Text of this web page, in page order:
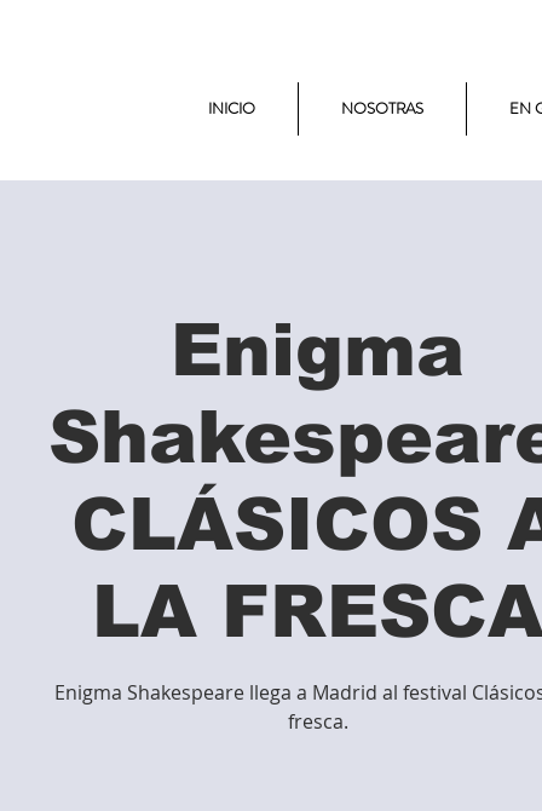
Enigma
CLÁSICOS
LA
Enigma Shakespeare llega a Madrid al festival
fresca.
INICIO NOSOTRAS EN